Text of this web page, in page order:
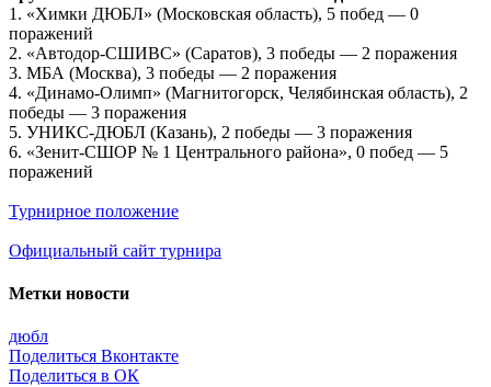
1. «Химки ДЮБЛ» (Московская область), 5 побед — 0
поражений
2. «Автодор-СШИВС» (Саратов), 3 победы — 2 поражения
3. МБА (Москва), 3 победы — 2 поражения
4. «Динамо-Олимп» (Магнитогорск, Челябинская область), 2
победы — 3 поражения
5. УНИКС-ДЮБЛ (Казань), 2 победы — 3 поражения
6. «Зенит-СШОР № 1 Центрального района», 0 побед — 5
поражений
Турнирное положение
Официальный сайт турнира
Метки новости
дюбл
Поделиться Вконтакте
Поделиться в ОК